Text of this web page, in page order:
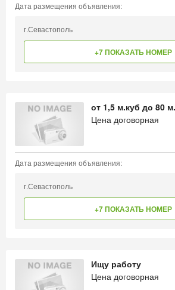
Дата размещения объявления:
г.Севастополь
+7 ПОКАЗАТЬ НОМЕР
от 1,5 м.куб до 80
Цена договорная
Дата размещения объявления:
г.Севастополь
+7 ПОКАЗАТЬ НОМЕР
Ищу работу
Цена договорная